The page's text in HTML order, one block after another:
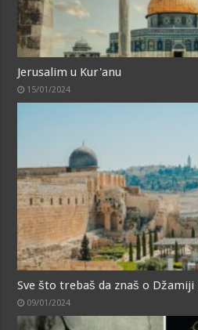
Jerusalim u Kur'anu
15/01/2024
Sve što trebaš da znaš o Džamiji
09/01/2024